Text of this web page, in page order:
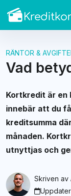
RÄNTOR &
Vad
Kortkredit är
innebär att du
kreditsumma
månaden.
utnyttjas och
Skriven av